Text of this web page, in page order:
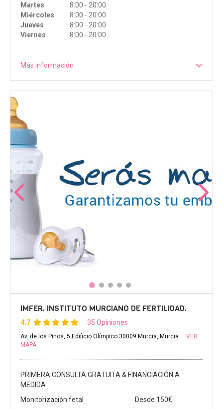
Martes
8:00 - 20:00
Miércoles
8:00 - 20:00
Jueves
8:00 - 20:00
Viernes
8:00 - 20:00
Más información
IMFER. INSTITUTO MURCIANO DE FERTILIDAD.
4.7 35 Opiniones
Av. de los Pinos, 5 Edificio Olímpico 30009 Murcia, Murcia
VER
MAPA
PRIMERA CONSULTA GRATUITA & FINANCIACIÓN A
MEDIDA
Monitorización fetal
Desde 150€